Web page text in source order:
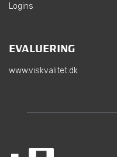
Logins
EVALUERING
www.viskvalitet.dk